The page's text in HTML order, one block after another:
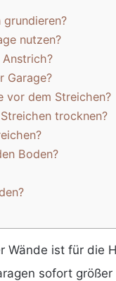
nutzen?
Garage?
vor dem Streichen?
trocknen?
Boden?
Wände ist für die
sofort